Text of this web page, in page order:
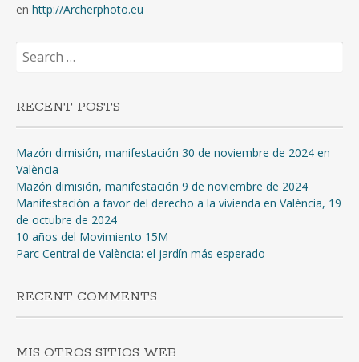
en http://Archerphoto.eu
Search
for:
RECENT POSTS
Mazón dimisión, manifestación 30 de noviembre de 2024 en
València
Mazón dimisión, manifestación 9 de noviembre de 2024
Manifestación a favor del derecho a la vivienda en València, 19
de octubre de 2024
10 años del Movimiento 15M
Parc Central de València: el jardín más esperado
RECENT COMMENTS
MIS OTROS SITIOS WEB